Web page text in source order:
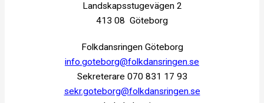
Landskapsstugevägen 2
413 08 Göteborg
Folkdansringen Göteborg
info.goteborg@folkdansringen.se
Sekreterare 070 831 17 93
sekr.goteborg@folkdansringen.se